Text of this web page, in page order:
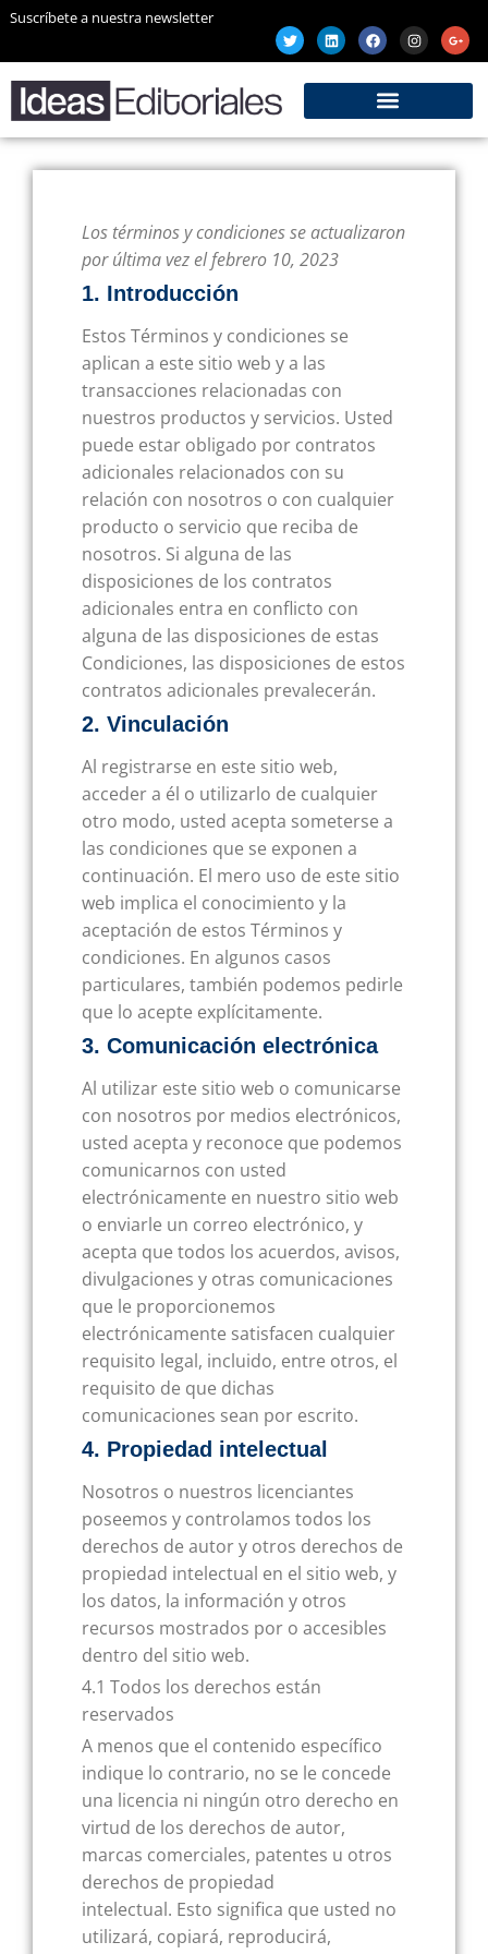
Suscríbete a nuestra newsletter
Los términos y condiciones se actualizaron
por última vez el febrero 10, 2023
1. Introducción
Estos Términos y condiciones se
aplican a este sitio web y a las
transacciones relacionadas con
nuestros productos y servicios. Usted
puede estar obligado por contratos
adicionales relacionados con su
relación con nosotros o con cualquier
producto o servicio que reciba de
nosotros. Si alguna de las
disposiciones de los contratos
adicionales entra en conflicto con
alguna de las disposiciones de estas
Condiciones, las disposiciones de estos
contratos adicionales prevalecerán.
2. Vinculación
Al registrarse en este sitio web,
acceder a él o utilizarlo de cualquier
otro modo, usted acepta someterse a
las condiciones que se exponen a
continuación. El mero uso de este sitio
web implica el conocimiento y la
aceptación de estos Términos y
condiciones. En algunos casos
particulares, también podemos pedirle
que lo acepte explícitamente.
3. Comunicación electrónica
Al utilizar este sitio web o comunicarse
con nosotros por medios electrónicos,
usted acepta y reconoce que podemos
comunicarnos con usted
electrónicamente en nuestro sitio web
o enviarle un correo electrónico, y
acepta que todos los acuerdos, avisos,
divulgaciones y otras comunicaciones
que le proporcionemos
electrónicamente satisfacen cualquier
requisito legal, incluido, entre otros, el
requisito de que dichas
comunicaciones sean por escrito.
4. Propiedad intelectual
Nosotros o nuestros licenciantes
poseemos y controlamos todos los
derechos de autor y otros derechos de
propiedad intelectual en el sitio web, y
los datos, la información y otros
recursos mostrados por o accesibles
dentro del sitio web.
4.1 Todos los derechos están
reservados
A menos que el contenido específico
indique lo contrario, no se le concede
una licencia ni ningún otro derecho en
virtud de los derechos de autor,
marcas comerciales, patentes u otros
derechos de propiedad
intelectual. Esto significa que usted no
utilizará, copiará, reproducirá,